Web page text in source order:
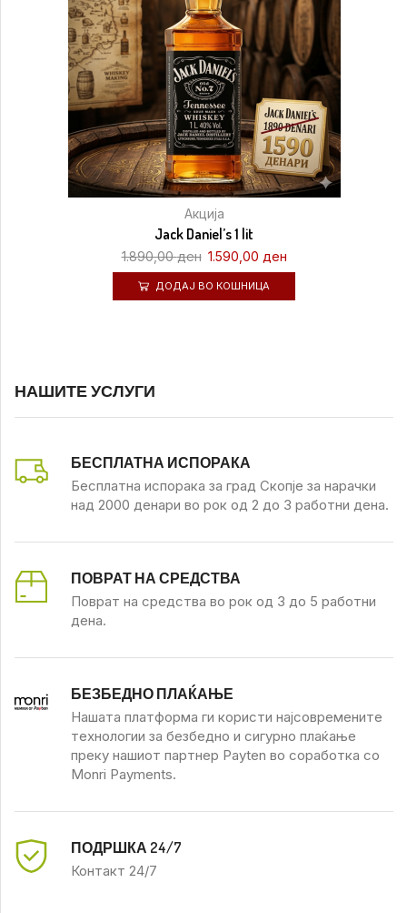
Акција
Jack Daniel’s 1 lit
1.890,00ден 1.590,00 ден
ДОДАЈ ВО КОШНИЦА
НАШИТЕ УСЛУГИ
БЕСПЛАТНА ИСПОРАКА
Бесплатна испорака за град Скопје за нарачки
над 2000 денари во рок од 2 до 3 работни дена.
ПОВРАТ НА СРЕДСТВА
Поврат на средства во рок од 3 до 5 работни
дена.
БЕЗБЕДНО ПЛАЌАЊЕ
Нашата платформа ги користи најсовремените
технологии за безбедно и сигурно плаќање
преку нашиот партнер Payten во соработка со
Monri Payments.
ПОДРШКА 24/7
Контакт 24/7